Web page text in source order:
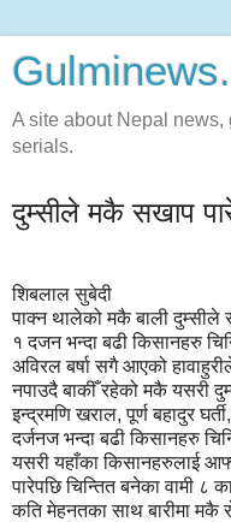
A site about Nepal
serials.
दुम्सीले मकै सखाप
शिबलाल सुबेदी
पाक्न थालेको मकै बाली दुम्सीले
१ दजन भन्दा बढी किसानहरु
अविरल बर्षा सगै आएको
नपाउदै बाकीँ रहेको मकै यसरी
इन्द्रमणि खराल, पूर्ण बहादुर
दर्जनज भन्दा बढी किसानहरु
यसरी यहाँका किसानहरुलाई
पारेपछि चिन्तित बनेका वामी ८
कति मेहनतका साथ बारीमा मकै